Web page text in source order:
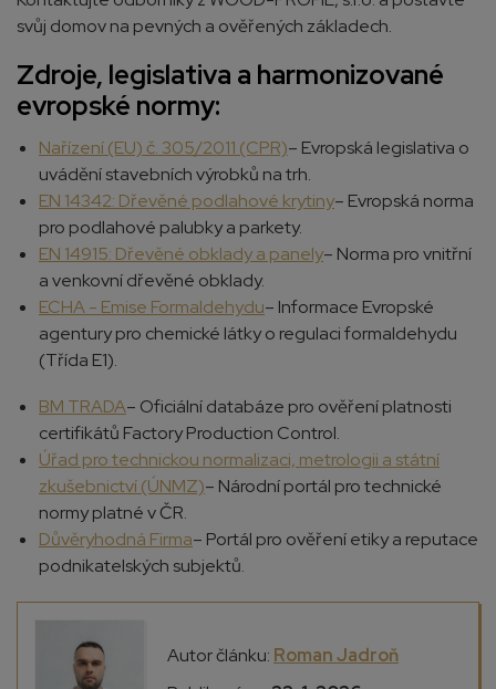
svůj domov na pevných a ověřených základech.
Zdroje, legislativa a harmonizované
evropské normy:
Nařízení (EU) č. 305/2011 (CPR)– Evropská legislativa o
uvádění stavebních výrobků na trh.
EN 14342: Dřevěné podlahové krytiny– Evropská norma
pro podlahové palubky a parkety.
EN 14915: Dřevěné obklady a panely– Norma pro vnitřní
a venkovní dřevěné obklady.
ECHA - Emise Formaldehydu– Informace Evropské
agentury pro chemické látky o regulaci formaldehydu
(Třída E1).
BM TRADA– Oficiální databáze pro ověření platnosti
certifikátů Factory Production Control.
Úřad pro technickou normalizaci, metrologii a státní
zkušebnictví (ÚNMZ)– Národní portál pro technické
normy platné v ČR.
Důvěryhodná Firma– Portál pro ověření etiky a reputace
podnikatelských subjektů.
Autor článku: Roman Jadroň